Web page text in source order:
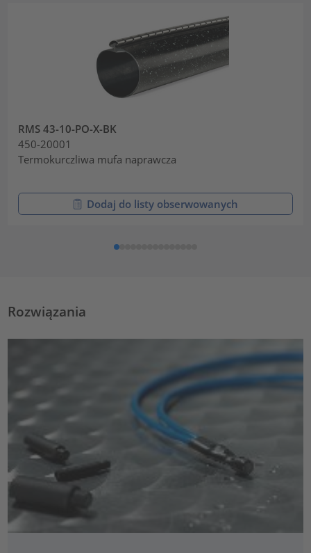
RMS 43-10-PO-X-BK
450-20001
Termokurczliwa mufa naprawcza
Dodaj do listy obserwowanych
Rozwiązania